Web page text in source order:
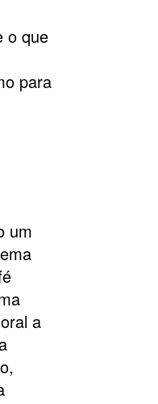
o que
para
um
a